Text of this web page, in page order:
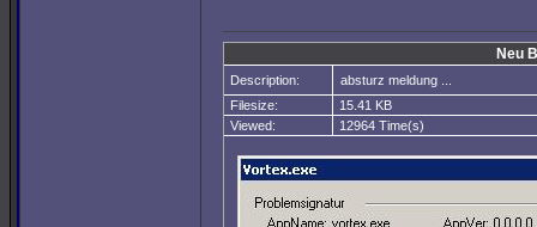
Neu
Description:
absturz meldung ...
Filesize:
15.41 KB
Viewed:
12964 Time(s)